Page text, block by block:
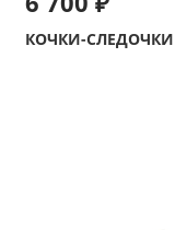
КОЧКИ-СЛЕДОЧКИ